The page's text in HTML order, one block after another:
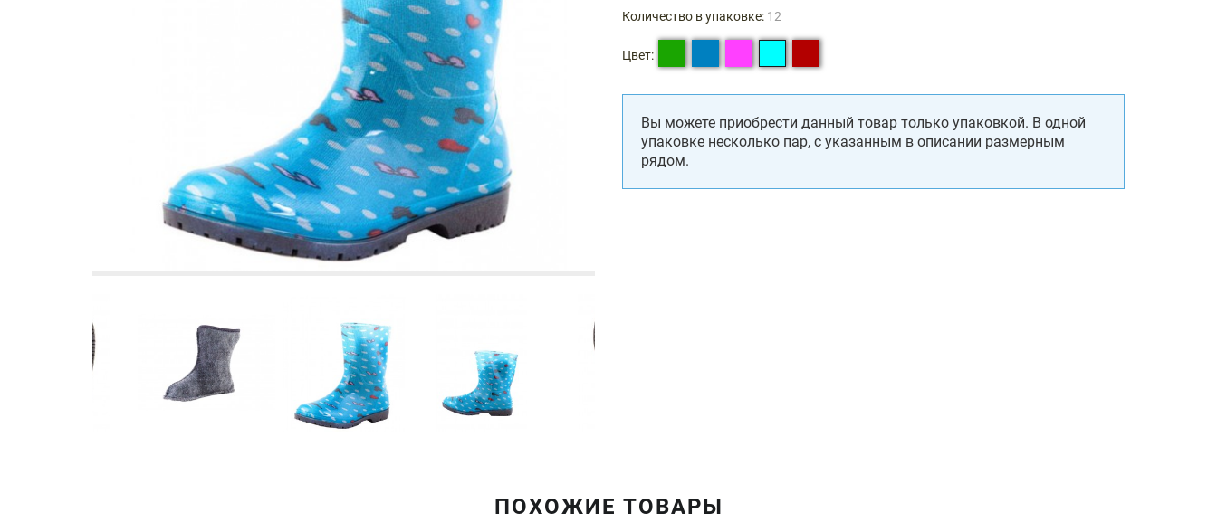
Количество в упаковке: 12
Цвет:
Вы можете приобрести данный товар только упаковкой. В одной
упаковке несколько пар, с указанным в описании размерным
рядом.
ПОХОЖИЕ ТОВАРЫ